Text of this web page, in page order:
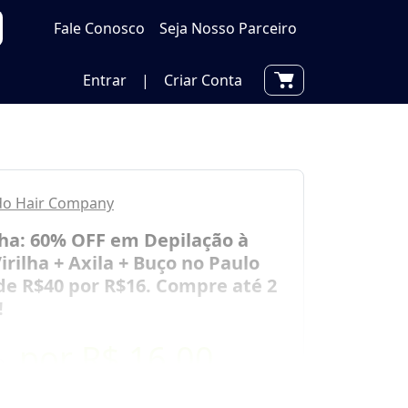
Fale Conosco Seja Nosso Parceiro
Entrar | Criar Conta
Hair Company
60% OFF em Depilação à
+ Axila + Buço no Paulo
R$40 por R$16. Compre até 2